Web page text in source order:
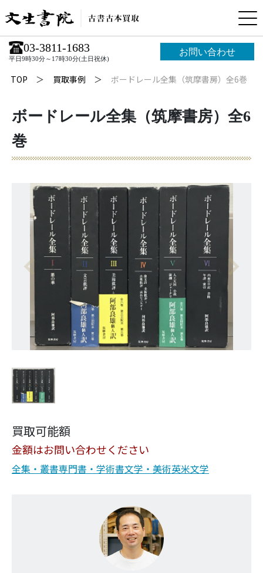
03-3811-1683
平日9時30分～17時30分(土日祝休)
お問い合わせ
TOP 買取事例 ボードレール全集（筑摩書房）全6巻
ボードレール全集（筑摩書房）全6
巻
買取可能額
金額はお問い合わせください
全集・叢書専門書・学術書文学・美術英米文学